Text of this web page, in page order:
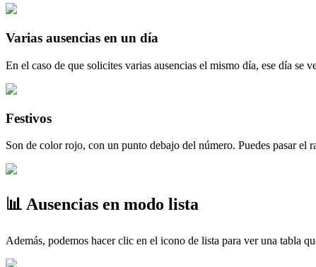
Varias ausencias en un día
En el caso de que solicites varias ausencias el mismo día, ese día se
Festivos
Son de color rojo, con un punto debajo del número. Puedes pasar el
 Ausencias en modo lista
Además, podemos hacer clic en el icono de lista para ver una tabla